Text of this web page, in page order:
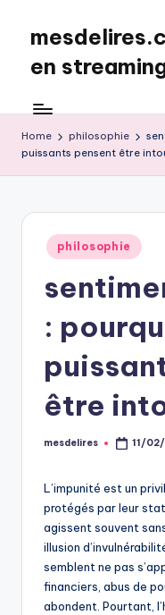
content
en
:
film
et
video
en
français
Home philosophie
puissants pensent être
Posted
in
philosophie
:
être
Posted
mesdelires 11/
L’impunité est un
protégés par leur
agissent souvent
illusion
semblent ne pas
financiers, abus de
abondent. Pourtant,